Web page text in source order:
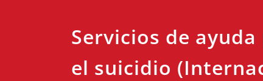
Servicios de
el suicidio